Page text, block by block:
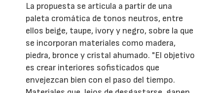
La propuesta se articula a partir de una
paleta cromática de tonos neutros, entre
ellos beige, taupe, ivory y negro, sobre la que
se incorporan materiales como madera,
piedra, bronce y cristal ahumado. "El objetivo
es crear interiores sofisticados que
envejezcan bien con el paso del tiempo.